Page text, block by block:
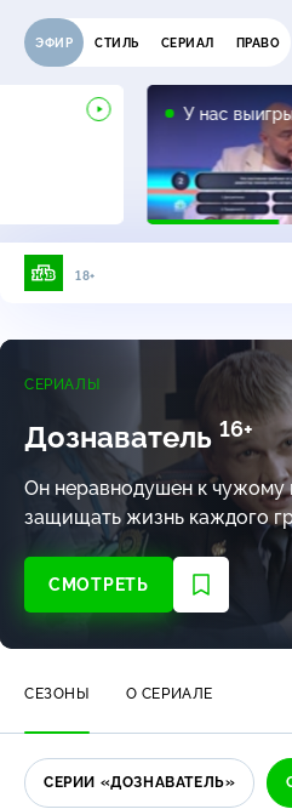
ЭФИР СТИЛЬ СЕРИАЛ ПРАВО
У нас
18+
СЕРИАЛЫ
Дознаватель 16+
Он неравнодушен к чужому
защищать жизнь каждого
СМОТРЕТЬ
СЕЗОНЫ О СЕРИАЛЕ
СЕРИИ «ДОЗНАВАТЕЛЬ»